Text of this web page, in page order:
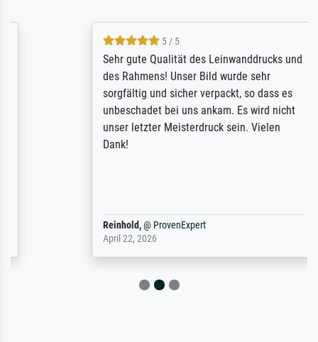
5 / 5
Sehr gute Qualität des Leinwanddrucks und
des Rahmens! Unser Bild wurde sehr
sorgfältig und sicher verpackt, so dass es
unbeschadet bei uns ankam. Es wird nicht
unser letzter Meisterdruck sein. Vielen
@ProvenExpert
April 22, 2026